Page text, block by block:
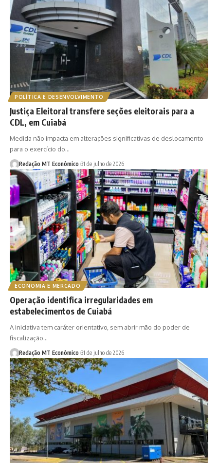
POLÍTICA E DESENVOLVIMENTO
Justiça Eleitoral transfere seções eleitorais para a
CDL, em Cuiabá
Medida não impacta em alterações significativas de deslocamento
para o exercício do…
Redação MT Econômico 31 de julho de 2026
ECONOMIA E MERCADO
Operação identifica irregularidades em
estabelecimentos de Cuiabá
A iniciativa tem caráter orientativo, sem abrir mão do poder de
fiscalização…
Redação MT Econômico 31 de julho de 2026